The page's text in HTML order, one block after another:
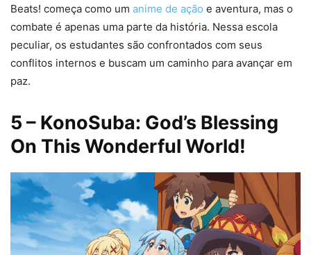
Beats! começa como um anime de ação e aventura, mas o
combate é apenas uma parte da história. Nessa escola
peculiar, os estudantes são confrontados com seus
conflitos internos e buscam um caminho para avançar em
paz.
5 – KonoSuba: God’s Blessing
On This Wonderful World!